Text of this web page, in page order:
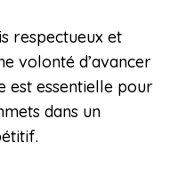
respectueux et
volonté d’avancer
est essentielle pour
dans un